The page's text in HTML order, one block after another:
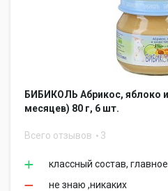
БИБИКОЛЬ Абрикос, яблоко
месяцев) 80 г, 6 шт.
Всего отзывов 3
классный состав,
не знаю ,никаких